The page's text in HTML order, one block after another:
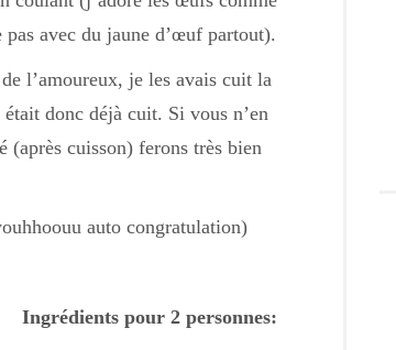
pas avec du jaune d’œuf partout).
l’amoureux, je les avais cuit la
donc déjà cuit. Si vous n’en
(après cuisson) ferons très bien
auto congratulation)
Ingrédients pour 2 personnes: